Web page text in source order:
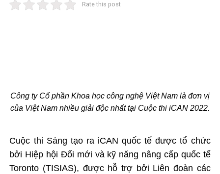
Rate this post
Công ty Cổ phần Khoa học công nghệ Việt Nam là đơn vị
của Việt Nam nhiều giải độc nhất tại Cuộc thi iCAN 2022.
Cuộc thi Sáng tạo ra iCAN quốc tế được tổ chức
bởi Hiệp hội Đổi mới và kỹ năng nâng cấp quốc tế
Toronto (TISIAS), được hỗ trợ bởi Liên đoàn các